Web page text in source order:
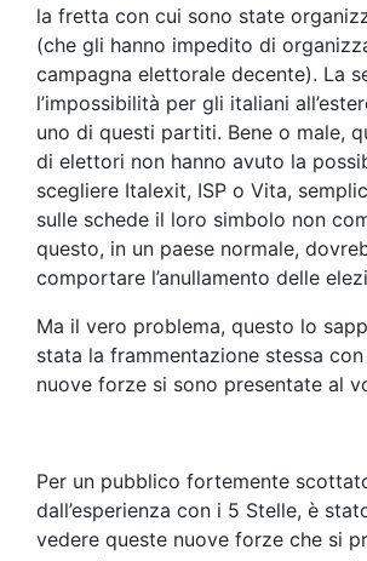
la fretta con cui sono state
(che gli hanno impedito di
campagna elettorale decente). La
l’impossibilità per gli italiani
uno di questi partiti. Bene o male,
di elettori non hanno avuto la
scegliere Italexit, ISP o Vita,
sulle schede il loro simbolo non
questo, in un paese normale,
comportare l’anullamento delle
Ma il vero problema, questo lo
stata la frammentazione stessa
nuove forze si sono presentate al
Per un pubblico fortemente
dall’esperienza con i 5 Stelle, è
vedere queste nuove forze che si